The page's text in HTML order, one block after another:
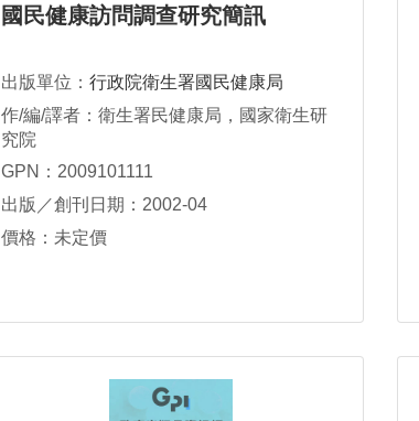
國民健康訪問調查研究簡訊
出版單位： 行政院衛生署國民健康局
作/編/譯者：衛生署民健康局，國家衛生研
究院
GPN：2009101111
出版／創刊日期：2002-04
價格：未定價